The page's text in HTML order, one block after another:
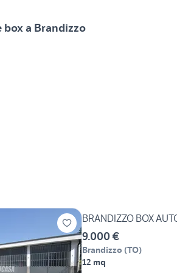
box a Brandizzo
BRANDIZZO BOX
9.000 €
Brandizzo (TO)
12 mq